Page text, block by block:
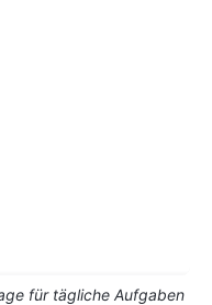
für tägliche Aufgaben